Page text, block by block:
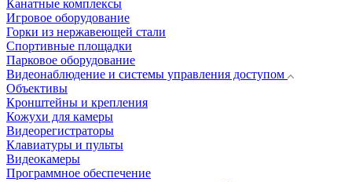
Канатные комплексы
Игровое оборудование
Горки из нержавеющей стали
Спортивные площадки
Парковое оборудование
Видеонаблюдение и системы управления доступом
Объективы
Кронштейны и крепления
Кожухи для камеры
Видеорегистраторы
Клавиатуры и пульты
Видеокамеры
Программное обеспечение